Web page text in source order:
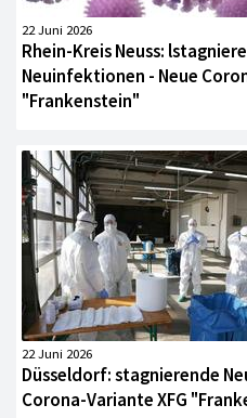
22 Juni 2026
Rhein-Kreis Neuss:
Neuinfektionen - Neue
"Frankenstein"
22 Juni 2026
Düsseldorf: stagnierende
Corona-Variante XFG